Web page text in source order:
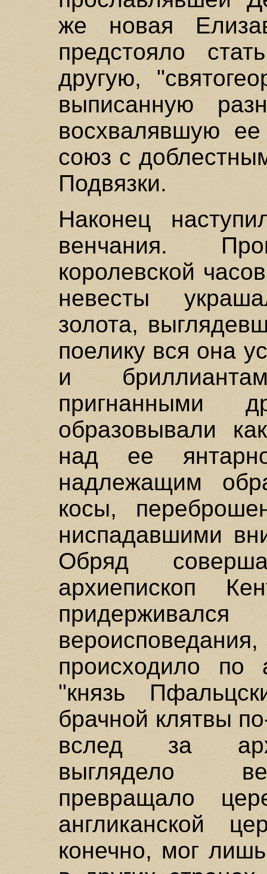
же новая
предстояло
другую,
выписанную
восхвалявшую
союз с
Подвязки.
Наконец
венчания.
королевской
невесты
золота,
поелику вся она
и
пригнанными
образовывали
над ее
надлежащим
косы,
ниспадавшими
Обряд
архиепископ
происходило по
"князь
брачной клятвы
вслед за
выглядело
превращало
англиканской
конечно, мог